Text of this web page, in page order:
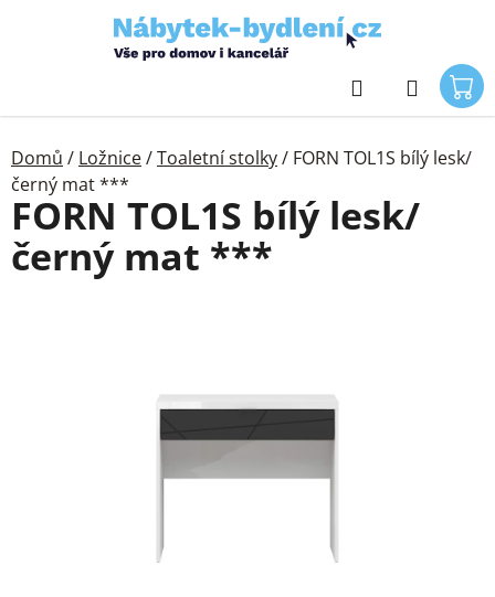
Hledat
Domů / Ložnice/Toaletní stolky/ FORN TOL1S bílý lesk/
černý mat ***
FORN TOL1S bílý lesk/
černý mat ***